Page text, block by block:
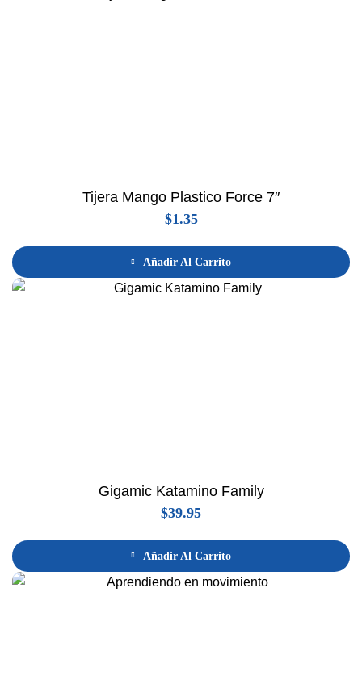
Tijera Mango Plastico Force 7″
$1.35
Añadir Al Carrito
Gigamic Katamino Family
$39.95
Añadir Al Carrito